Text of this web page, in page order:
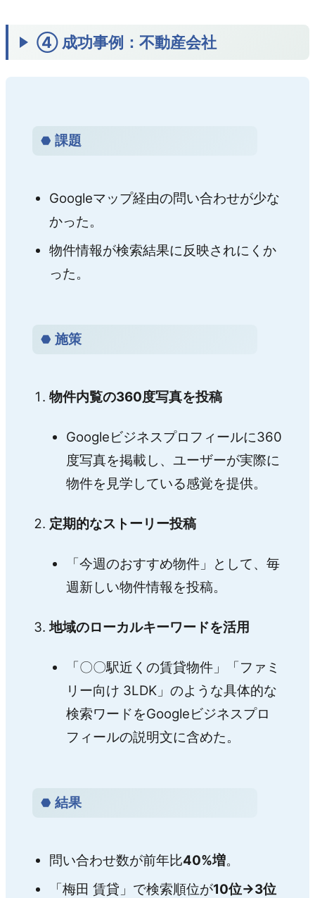
④ 成功事例：不動産会社
課題
Googleマップ経由の問い合わせが少な
かった。
物件情報が検索結果に反映されにくか
った。
施策
物件内覧の360度写真を投稿
Googleビジネスプロフィールに360
度写真を掲載し、ユーザーが実際に
物件を見学している感覚を提供。
定期的なストーリー投稿
「今週のおすすめ物件」として、毎
週新しい物件情報を投稿。
地域のローカルキーワードを活用
「〇〇駅近くの賃貸物件」「ファミ
リー向け 3LDK」のような具体的な
検索ワードをGoogleビジネスプロ
フィールの説明文に含めた。
結果
問い合わせ数が前年比40%増。
「梅田 賃貸」で検索順位が10位→3位